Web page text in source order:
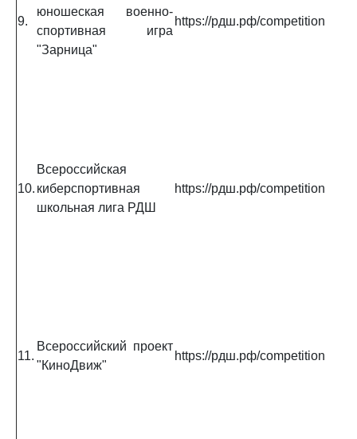
9.
юношеская военно-
спортивная игра
"Зарница"
https://рдш.рф/competition
10.
Всероссийская
киберспортивная
школьная лига РДШ
https://рдш.рф/competition
11.
Всероссийский проект
"КиноДвиж"
https://рдш.рф/competition